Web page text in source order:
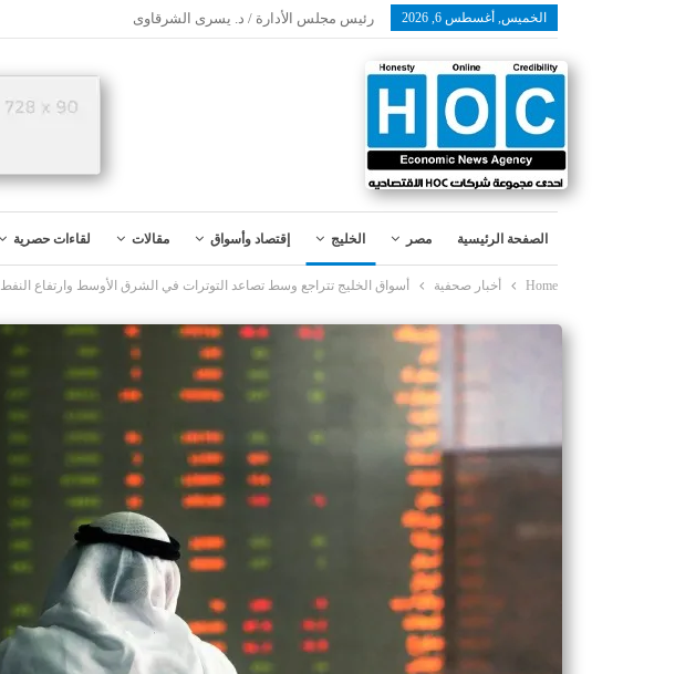
الخميس, أغسطس 6, 2026 رئيس مجلس الأدارة / د. يسرى الشرقاوى
الصفحة الرئيسية مصر الخليج إقتصاد وأسواق مقالات لقاءات حصرية
Home أخبار صحفية أسواق الخليج تتراجع وسط تصاعد التوترات في الشرق الأوسط وارتفاع النفط